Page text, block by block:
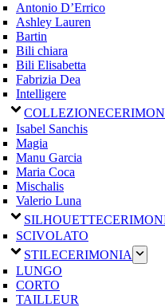
Antonio D’Errico
Ashley Lauren
Bartin
Bili chiara
Bili Elisabetta
Fabrizia Dea
Intelligere
COLLEZIONE
Isabel Sanchis
Magia
Manu Garcia
Maria Coca
Mischalis
Valerio Luna
SILHOUETTE
SCIVOLATO
STILECERIMONIA
LUNGO
CORTO
TAILLEUR